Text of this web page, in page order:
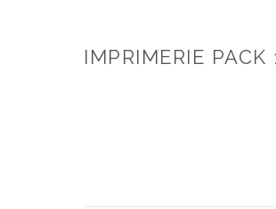
IMPRIMERIE PACK